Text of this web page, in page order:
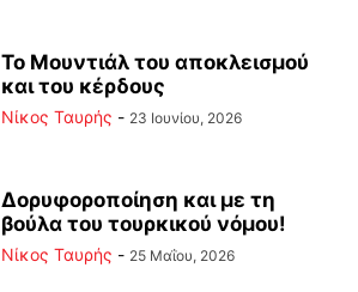
Το Μουντιάλ του αποκλεισμού
και του κέρδους
Νίκος Ταυρής - 23 Ιουνίου, 2026
Δορυφοροποίηση και με τη
βούλα του τουρκικού νόμου!
Νίκος Ταυρής - 25 Μαΐου, 2026